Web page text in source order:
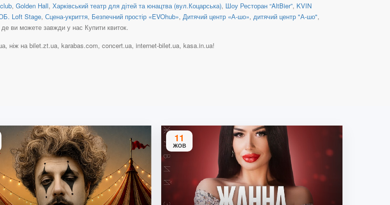
, Golden Hall, Харківський театр для дітей та юнацтва (вул.Коцарська), Шоу Ресторан “AltBier”, KVIN
Loft Stage, Сцена-укриття, Безпечний простір «EVOhub», Дитячий центр «А-шо», дитячий центр "А-шо",
де ви можете завжди у нас Купити квиток.
ніж на bilet.zt.ua, karabas.com, concert.ua, internet-bilet.ua, kasa.in.ua!
11
ЖОВ